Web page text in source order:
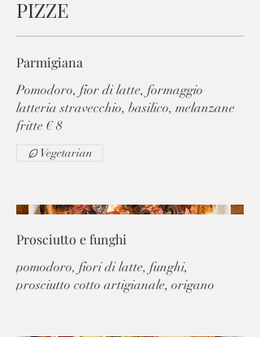
PIZZE
Parmigiana
Pomodoro, fior di latte, formaggio
latteria stravecchio, basilico, melanzane
fritte € 8
Vegetarian
Prosciutto e funghi
pomodoro, fiori di latte, funghi,
prosciutto cotto artigianale, origano